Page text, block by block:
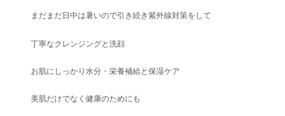
まだまだ日中は暑いので引き続き紫外線対策をして
丁寧なクレンジングと洗顔
お肌にしっかり水分・栄養補給と保湿ケア
美肌だけでなく健康のためにも